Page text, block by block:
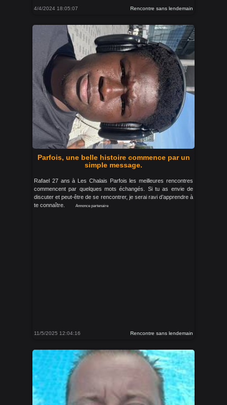
4/4/2024 18:05:07 Rencontre sans lendemain
Parfois, une belle histoire commence par un
simple message.
Rafael 27 ans à Les Chalais Parfois les meilleures rencontres
commencent par quelques mots échangés. Si tu as envie de
discuter et peut-être de se rencontrer, je serai ravi d’apprendre à
te connaître.
Annonce partenaire
11/5/2025 12:04:16 Rencontre sans lendemain